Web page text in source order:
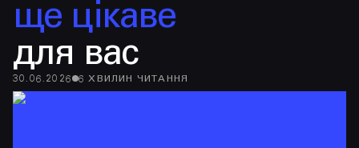
ще цікаве
для вас
30.06.2026 6 ХВИЛИН ЧИТАННЯ